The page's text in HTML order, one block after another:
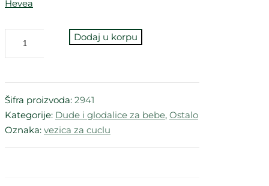
Hevea
Dodaj u korpu
Šifra proizvoda: 2941
Kategorije: Dude i glodalice za bebe, Ostalo
Oznaka: vezica za cuclu